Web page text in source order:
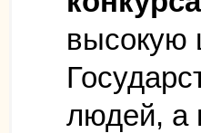
высокую
людей, а